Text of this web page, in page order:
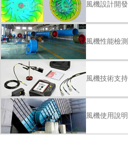
風機設計開發
風機性能檢測
風機技術支持
風機使用說明